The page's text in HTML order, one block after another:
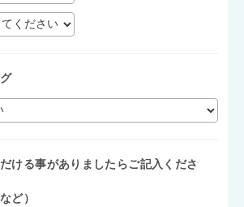
ける事がありましたらご記入くださ
ど）